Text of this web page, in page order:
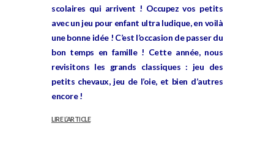
scolaires qui arrivent ! Occupez vos petits
avec un jeu pour enfant ultra ludique, en voilà
une bonne idée ! C’est l’occasion de passer du
bon temps en famille ! Cette année, nous
revisitons les grands classiques : jeu des
petits chevaux, jeu de l’oie, et bien d’autres
encore !
LIRE L’ARTICLE